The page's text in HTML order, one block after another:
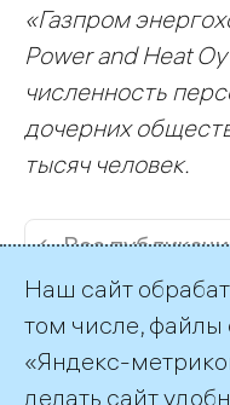
«Газпром
Power and Heat
численность
дочерних
тысяч человек.
← Все
Наш сайт
том числе, файлы
«Яндекс-
делать сайт